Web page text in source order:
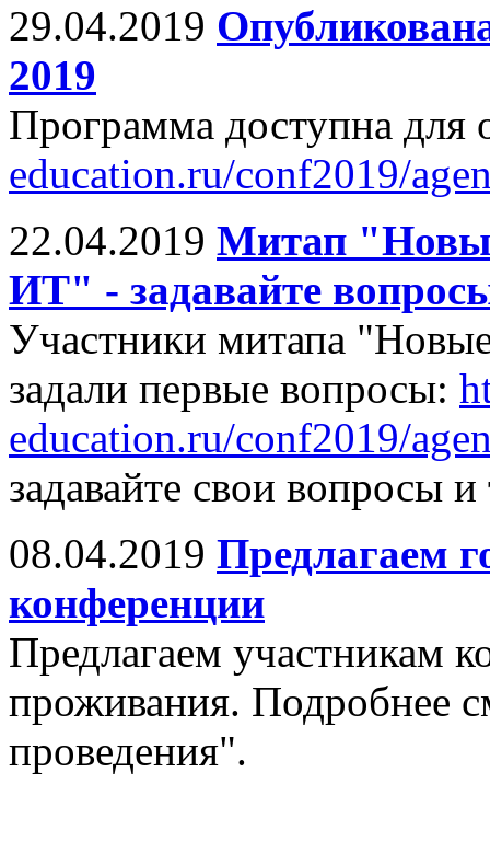
29.04.2019
2019
Программа доступна для
education.ru/conf2019/
22.04.2019 Митап
ИТ" - задавайте
Участники митапа
задали первые вопросы:
education.ru/conf2019/
задавайте свои вопросы
08.04.2019 Предлагаем
конференции
Предлагаем участникам
проживания. Подробнее
проведения".